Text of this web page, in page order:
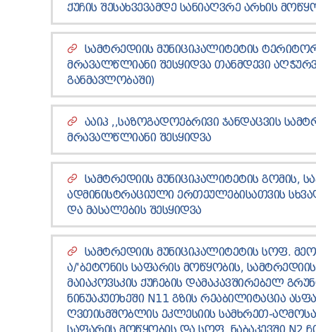
ᲥᲣᲩᲘᲡ ᲨᲔᲡᲐᲮᲕᲔᲕᲐᲛᲓᲔ ᲡᲐᲜᲘᲐᲦᲕᲠᲔ ᲐᲠᲮᲘᲡ
ᲡᲐᲛᲢᲠᲔᲓᲘᲘᲡ ᲛᲣᲜᲘᲪᲘᲞᲐᲚᲘᲢᲔᲢᲘᲡ
ᲛᲠᲐᲕᲐᲚᲬᲚᲘᲐᲜᲘ ᲨᲔᲡᲧᲘᲓᲕᲐ ᲗᲐᲜᲛᲓᲔᲕᲘ
ᲒᲐᲜᲛᲐᲕᲚᲝᲑᲐᲨᲘ)
ᲐᲐᲘᲞ ,,ᲡᲐᲖᲝᲒᲐᲓᲝᲔᲑᲠᲘᲕᲘ ᲯᲐᲜᲓᲐᲪᲕᲘᲡ
ᲛᲠᲐᲕᲐᲚᲬᲚᲘᲐᲜᲘ ᲨᲔᲡᲧᲘᲓᲕᲐ
ᲡᲐᲛᲢᲠᲔᲓᲘᲘᲡ ᲛᲣᲜᲘᲪᲘᲞᲐᲚᲘᲢᲔᲢᲘᲡ ᲒᲝᲛᲘᲡ,
ᲐᲓᲛᲘᲜᲘᲡᲢᲠᲐᲪᲘᲣᲚᲘ ᲔᲠᲗᲔᲣᲚᲔᲑᲘᲡᲐᲗᲕᲘᲡ
ᲓᲐ ᲛᲐᲡᲐᲚᲔᲑᲘᲡ ᲨᲔᲡᲧᲘᲓᲕᲐ
ᲡᲐᲛᲢᲠᲔᲓᲘᲘᲡ ᲛᲣᲜᲘᲪᲘᲞᲐᲚᲘᲢᲔᲢᲘᲡ ᲡᲝᲤ.
Ა/'ᲑᲔᲢᲝᲜᲘᲡ ᲡᲐᲤᲐᲠᲘᲡ ᲛᲝᲬᲧᲝᲑᲘᲡ,
ᲛᲐᲘᲐᲙᲝᲕᲡᲙᲘᲡ ᲥᲣᲩᲔᲑᲘᲡ ᲓᲐᲛᲐᲙᲐᲕᲨᲘᲠᲔᲑᲔᲚ
ᲜᲘᲜᲣᲐᲙᲣᲗᲮᲔᲨᲘ N11 ᲒᲖᲘᲡ ᲠᲔᲐᲑᲘᲚᲘᲢᲐᲪᲘᲐ
ᲦᲕᲗᲘᲡᲛᲨᲝᲑᲚᲘᲡ ᲔᲙᲚᲔᲡᲘᲘᲡ ᲡᲐᲛᲮᲠᲔᲗ-